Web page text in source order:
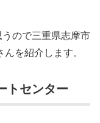
ので三重県志摩市
を紹介します。
トセンター